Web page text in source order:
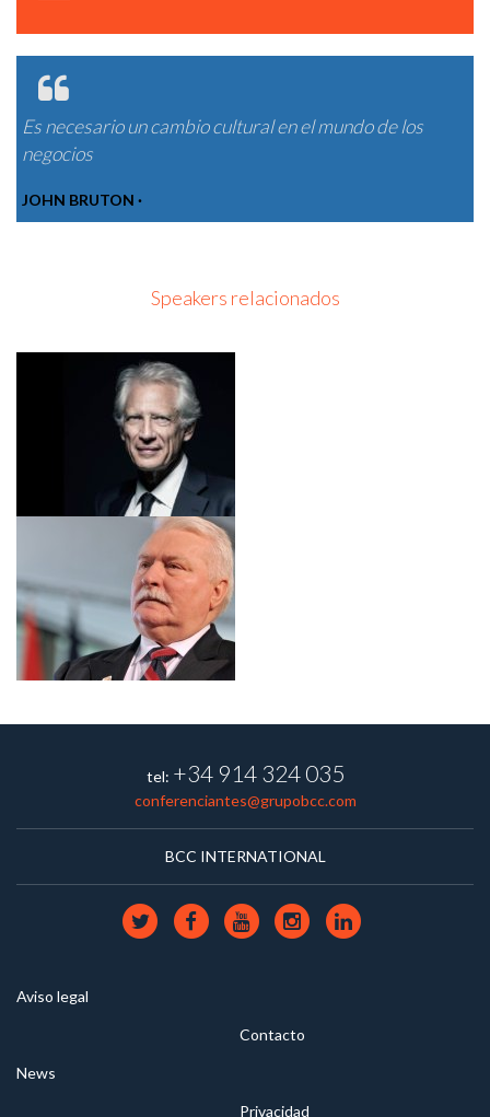
Es necesario un cambio cultural en el mundo de los
negocios
JOHN BRUTON ·
Speakers relacionados
tel: +34 914 324 035
conferenciantes@grupobcc.com
BCC INTERNATIONAL
Aviso legal
Contacto
News
Privacidad